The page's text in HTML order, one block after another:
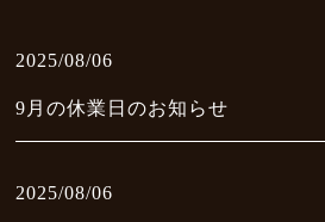
News
ブログ
よくあるご質問
2025/08/06
9月の休業日のお知らせ
2025/08/06